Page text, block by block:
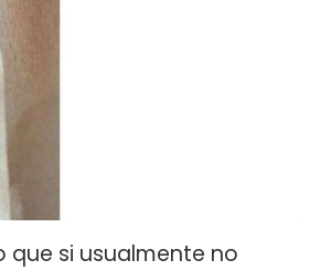
que si usualmente no